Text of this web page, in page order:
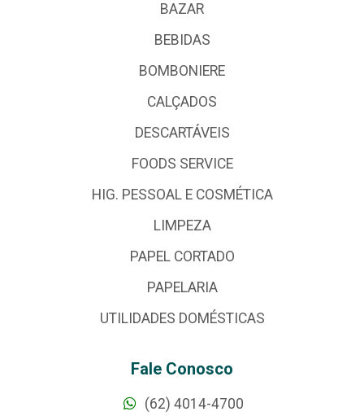
BAZAR
BEBIDAS
BOMBONIERE
CALÇADOS
DESCARTÁVEIS
FOODS SERVICE
HIG. PESSOAL E COSMÉTICA
LIMPEZA
PAPEL CORTADO
PAPELARIA
UTILIDADES DOMÉSTICAS
Fale Conosco
(62) 4014-4700